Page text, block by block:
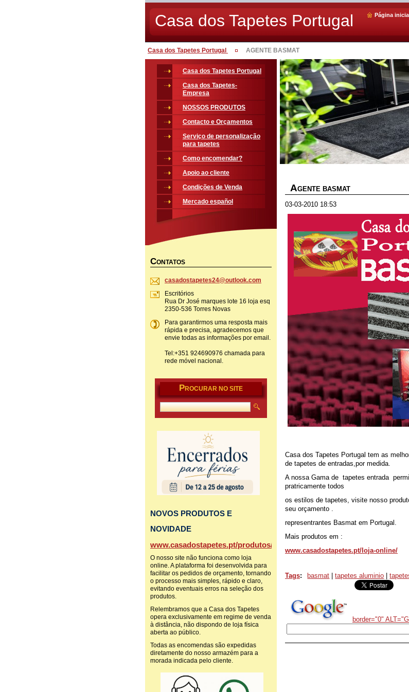
Casa dos Tapetes Portugal Página
Casa dos Tapetes Portugal AGENTE BASMAT
AGENTE BASMAT
03-03-2010 18:53
Casa dos Tapetes Portugal tem as
de tapetes de entradas,por medida.
A nossa Gama de tapetes entrada
pratricamente todos
os estilos de tapetes, visite nosso
seu orçamento .
representrantes Basmat em Portugal.
Mais produtos em :
www.casadostapetes.pt/loja-online/
Tags: basmat tapetes aluminio
border="0"
Casa dos Tapetes Portugal
Casa dos Tapetes-
Empresa
NOSSOS PRODUTOS
Contacto e Orçamentos
Serviço de personalização
para tapetes
Como encomendar?
Apoio ao cliente
Condições de Venda
Mercado español
CONTATOS
casadostapetes24@outlook.com
Escritórios
Rua Dr José marques lote 16 loja esq
2350-536 Torres Novas
Para garantirmos uma resposta mais
rápida e precisa, agradecemos que
envie todas as informações por email.
Tel:+351 924690976 chamada para
rede móvel nacional.
PROCURAR NO SITE
NOVOS PRODUTOS E
NOVIDADE
www.casadostapetes.pt/produtos/
O nosso site não funciona como loja
online. A plataforma foi desenvolvida para
facilitar os pedidos de orçamento, tornando
o processo mais simples, rápido e claro,
evitando eventuais erros na seleção dos
produtos.
Relembramos que a Casa dos Tapetes
opera exclusivamente em regime de venda
à distância, não dispondo de loja física
aberta ao público.
Todas as encomendas são expedidas
diretamente do nosso armazém para a
morada indicada pelo cliente.